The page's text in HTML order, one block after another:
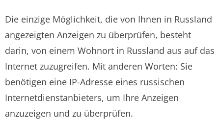
Die einzige Möglichkeit, die von Ihnen in Russland
angezeigten Anzeigen zu überprüfen, besteht
darin, von einem Wohnort in Russland aus auf das
Internet zuzugreifen. Mit anderen Worten: Sie
benötigen eine IP-Adresse eines russischen
Internetdienstanbieters, um Ihre Anzeigen
anzuzeigen und zu überprüfen.